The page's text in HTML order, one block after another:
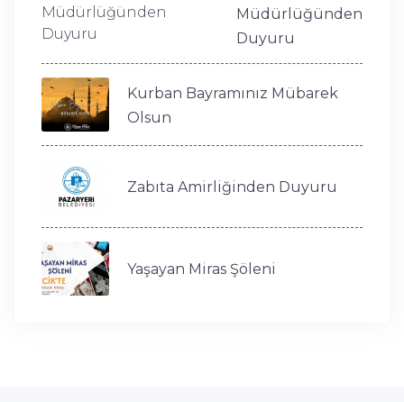
Müdürlüğünden
Duyuru
Kurban Bayramınız Mübarek
Olsun
Zabıta Amirliğinden Duyuru
Yaşayan Miras Şöleni